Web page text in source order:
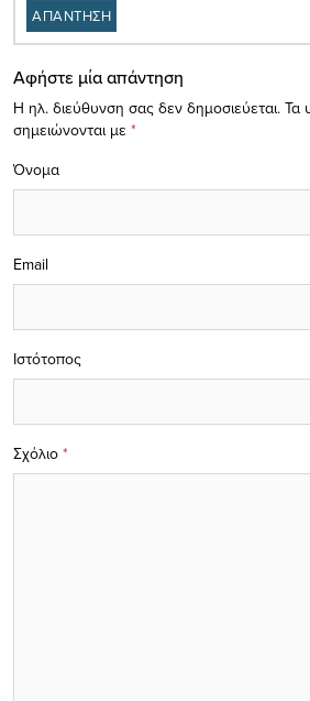
ΑΠΑΝΤΗΣΗ
Αφήστε μία απάντηση
Η ηλ. διεύθυνση σας δεν δημοσιεύεται. Τα
σημειώνονται με *
Σχόλιο *
Όνομα
Email
Ιστότοπος